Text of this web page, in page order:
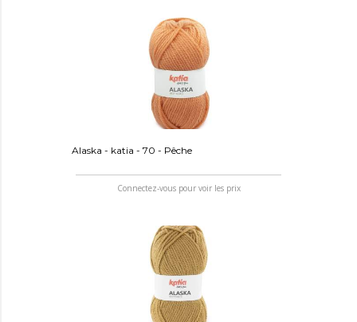
Alaska - katia - 70 - Pêche
Connectez-vous pour voir les prix